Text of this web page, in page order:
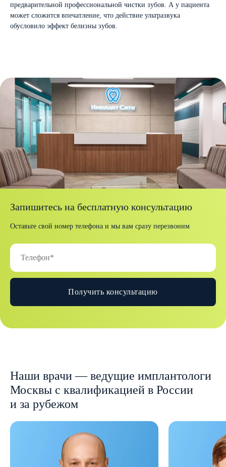
предварительной профессиональной чистки зубов. А у пациента
может сложится впечатление, что действие ультразвука
обусловило эффект белизны зубов.
Запишитесь на бесплатную консультацию
Оставьте свой номер телефона и мы вам сразу перезвоним
Получить консультацию
Наши врачи — ведущие имплантологи
Москвы с квалификацией в России
и за рубежом